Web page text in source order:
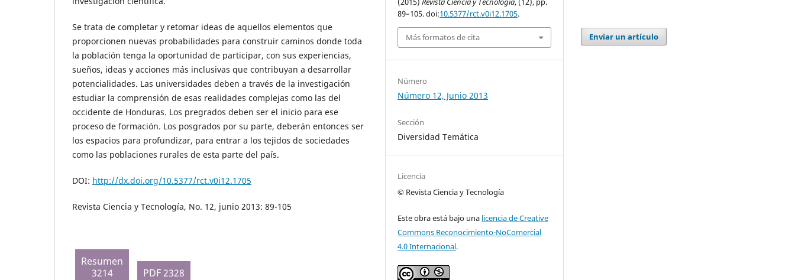
Se trata de completar y retomar ideas de aquellos elementos que
proporcionen nuevas probabilidades para construir caminos donde toda
la población tenga la oportunidad de participar, con sus experiencias,
sueños, ideas y acciones más inclusivas que contribuyan a desarrollar
potencialidades. Las universidades deben a través de la investigación
estudiar la comprensión de esas realidades complejas como las del
occidente de Honduras. Los pregrados deben ser el inicio para ese
proceso de formación. Los posgrados por su parte, deberán entonces ser
los espacios para profundizar, para entrar a los tejidos de sociedades
como las poblaciones rurales de esta parte del país.
DOI: http://dx.doi.org/10.5377/rct.v0i12.1705
Revista Ciencia y Tecnología, No. 12, junio 2013: 89-105
Resumen
3214
PDF 2328
89–105. doi:10.5377/rct.v0i12.1705.
Más formatos de cita
Número
Número 12, Junio 2013
Sección
Diversidad Temática
Licencia
© Revista Ciencia y Tecnología
Este obra está bajo una licencia de Creative
Commons Reconocimiento-NoComercial
4.0 Internacional.
Enviar un artículo